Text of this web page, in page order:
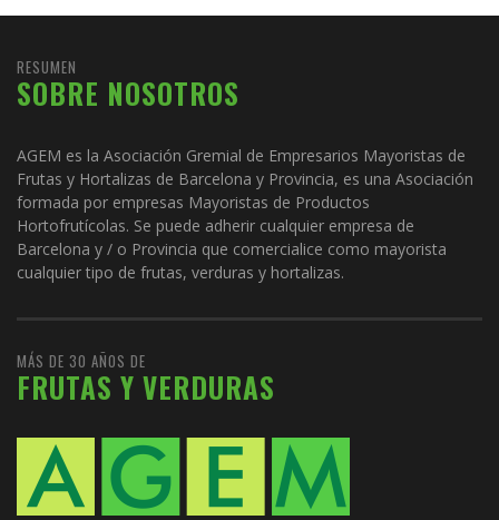
RESUMEN
SOBRE NOSOTROS
AGEM es la Asociación Gremial de Empresarios Mayoristas de
Frutas y Hortalizas de Barcelona y Provincia, es una Asociación
formada por empresas Mayoristas de Productos
Hortofrutícolas. Se puede adherir cualquier empresa de
Barcelona y / o Provincia que comercialice como mayorista
cualquier tipo de frutas, verduras y hortalizas.
MÁS DE 30 AÑOS DE
FRUTAS Y VERDURAS